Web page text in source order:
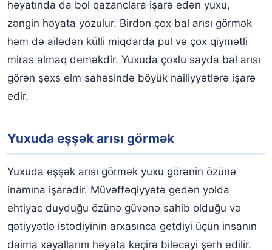
həyatında da bol qazanclara işarə edən yuxu,
zəngin həyata yozulur. Birdən çox bal arısı görmək
həm də ailədən külli miqdarda pul və çox qiymətli
miras almaq deməkdir. Yuxuda çoxlu sayda bal arısı
görən şəxs elm sahəsində böyük nailiyyətlərə işarə
edir.
Yuxuda eşşək arısı görmək
Yuxuda eşşək arısı görmək yuxu görənin özünə
inamına işarədir. Müvəffəqiyyətə gedən yolda
ehtiyac duyduğu özünə güvənə sahib olduğu və
qətiyyətlə istədiyinin arxasınca getdiyi üçün insanın
daima xəyallarını həyata keçirə biləcəyi şərh edilir.